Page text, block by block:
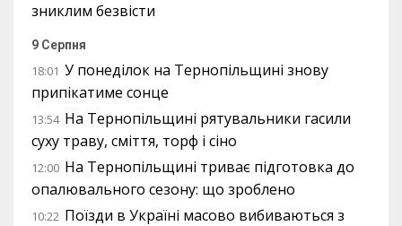
зниклим безвісти
9 Серпня
18:01 У понеділок на Тернопільщині знову
припікатиме сонце
13:54 На Тернопільщині рятувальники гасили
суху траву, сміття, торф і сіно
12:00 На Тернопільщині триває підготовка до
опалювального сезону: що зроблено
10:22 Поїзди в Україні масово вибиваються з